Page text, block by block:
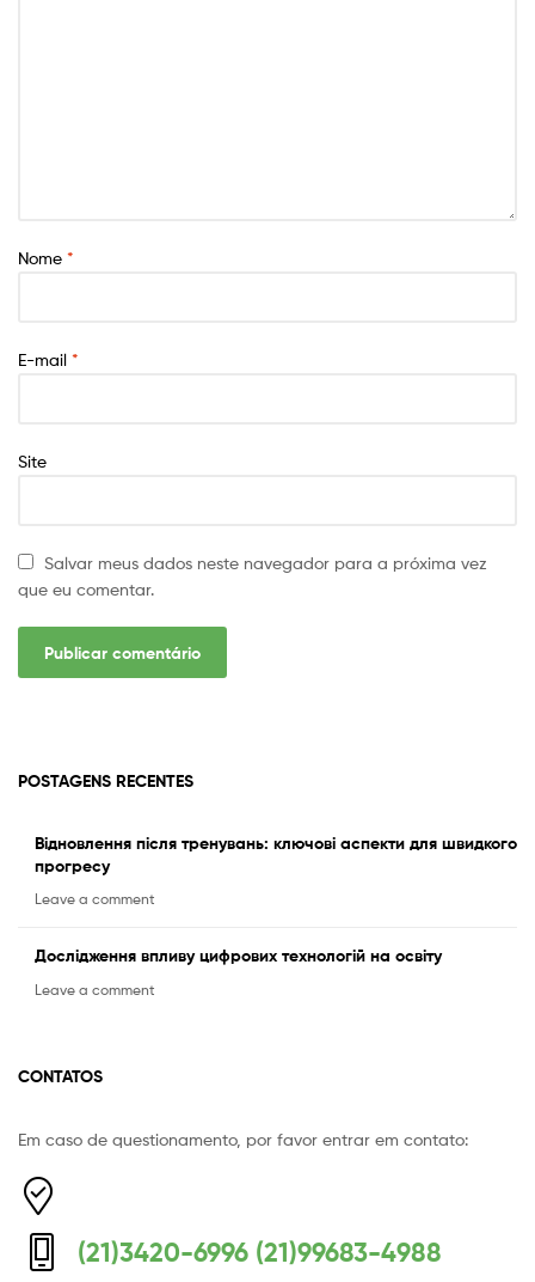
Nome *
E-mail *
Site
Salvar meus dados neste navegador para a próxima vez
que eu comentar.
POSTAGENS RECENTES
Відновлення після тренувань: ключові аспекти для швидкого
прогресу
Leave a comment
Дослідження впливу цифрових технологій на освіту
Leave a comment
CONTATOS
Em caso de questionamento, por favor entrar em contato:
(21)3420-6996 (21)99683-4988